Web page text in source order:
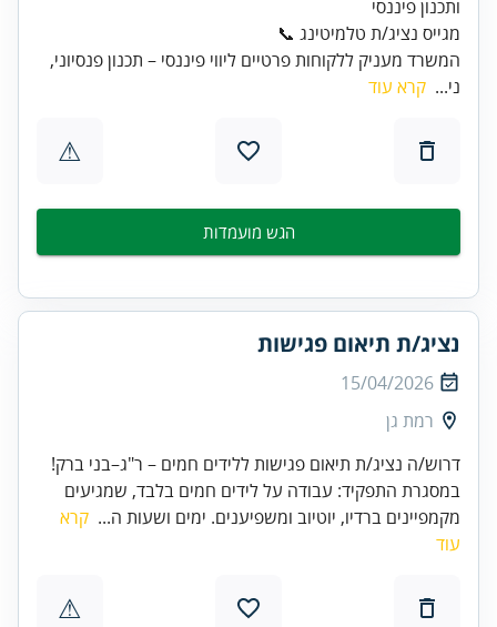
מגייס נציג/ת טלמיטינג 📞
המשרד מעניק ללקוחות פרטיים ליווי פיננסי – תכנון פנסיוני,
ני... קרא עוד
⚠
הגש מועמדות
נציג/ת תיאום פגישות
15/04/2026
רמת גן
דרוש/ה נציג/ת תיאום פגישות ללידים חמים – ר"ג–בני ברק!
במסגרת התפקיד: עבודה על לידים חמים בלבד, שמגיעים
מקמפיינים ברדיו, יוטיוב ומשפיענים. ימים ושעות ה... קרא
עוד
⚠